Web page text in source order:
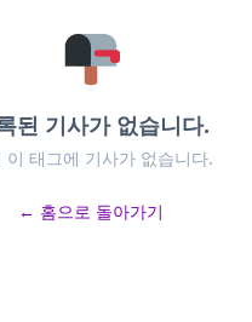
된 기사가 없습니다.
이 태그에 기사가 없습니다.
← 홈으로 돌아가기